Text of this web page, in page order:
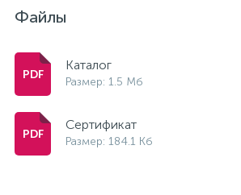
Файлы
Каталог
Размер: 1.5 Мб
Сертификат
Размер: 184.1 Кб